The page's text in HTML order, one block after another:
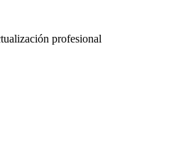
profesional